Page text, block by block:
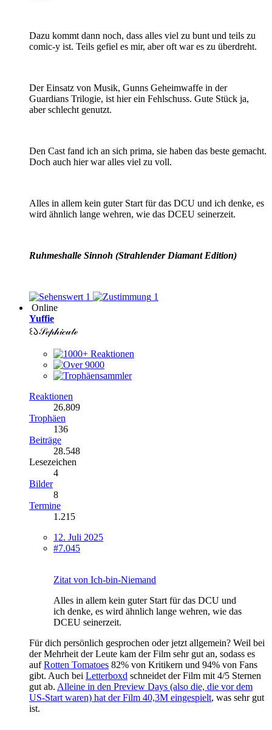
Dazu kommt dann noch, dass alles viel zu bunt und teils zu
comic-y ist. Teils gefiel es mir, aber oft war es zu überdreht.
Der Einsatz von Musik, Gunns Geheimwaffe in der
Guardians Trilogie, ist hier ein Fehlschuss. Gute Stück ja,
aber schlecht genutzt.
Den Cast fand ich an sich prima, sie haben das beste gemacht.
Doch auch hier war alles viel zu voll.
Alles in allem kein guter Start für das DCU und ich denke, es
wird ähnlich lange wehren, wie das DCEU seinerzeit.
Ruhmeshalle Sinnoh (Strahlender Diamant Edition)
1
1
Online
Yuffie
꒰𑁬𝒮ℯ𝓅𝒽𝒾𝒸𝓊𝓉ℯ
Reaktionen
26.809
Trophäen
136
Beiträge
28.548
Lesezeichen
4
Bilder
8
Termine
1.215
12. Juli 2025
#7.045
Zitat von Ich-bin-Niemand
Alles in allem kein guter Start für das DCU und
ich denke, es wird ähnlich lange wehren, wie das
DCEU seinerzeit.
Für dich persönlich gesprochen oder jetzt allgemein? Weil bei
der Mehrheit der Leute kam der Film sehr gut an, sodass es
aufRotten Tomatoes 82% von Kritikern und 94% von Fans
gibt. Auch bei Letterboxd schneidet der Film mit 4/5 Sternen
gut ab. Alleine in den Preview Days (also die, die vor dem
US-Start waren) hat der Film 40,3M eingespielt, was sehr gut
ist.